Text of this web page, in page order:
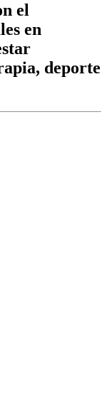
el
en
deporte